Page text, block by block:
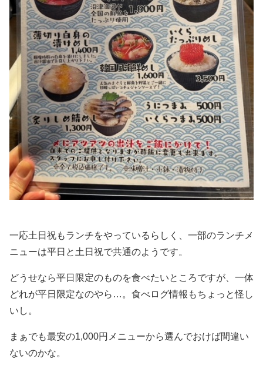
一応土日祝もランチをやっているらしく、一部のランチメ
ニューは平日と土日祝で共通のようです。
どうせなら平日限定のものを食べたいところですが、一体
どれが平日限定なのやら…。食べログ情報もちょっと怪し
いし。
まぁでも最安の1,000円メニューから選んでおけば間違い
ないのかな。